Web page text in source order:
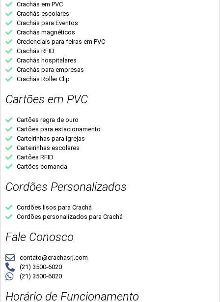
Crachás em PVC
Crachás escolares
Crachás para Eventos
Crachás magnéticos
Credenciais para feiras em PVC
Crachás RFID
Crachás hospitalares
Crachás para empresas
Crachás Roller Clip
Cartões em PVC
Cartões regra de ouro
Cartões para estacionamento
Carteirinhas para igrejas
Carteirinhas escolares
Cartões RFID
Cartões comanda
Cordões Personalizados
Cordões lisos para Crachá
Cordões personalizados para Crachá
Fale Conosco
contato@crachasrj.com
(21) 3500-6020
(21) 3500-6020
Horário de Funcionamento